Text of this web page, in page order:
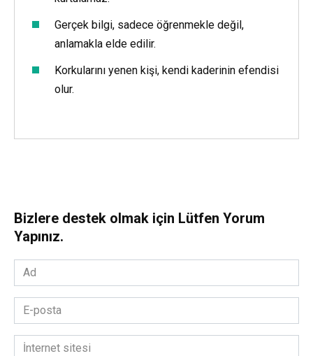
Gerçek bilgi, sadece öğrenmekle değil,
anlamakla elde edilir.
Korkularını yenen kişi, kendi kaderinin efendisi
olur.
Bizlere destek olmak için Lütfen Yorum
Yapınız.
Ad
*
posta
*İnternet